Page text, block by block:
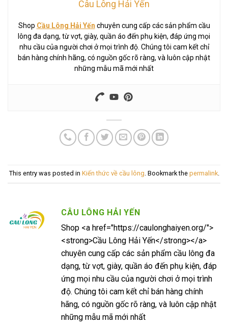
Câu Lông Hải Yến
Shop Cầu Lông Hải Yến chuyên cung cấp các sản phẩm cầu
lông đa dạng, từ vợt, giày, quần áo đến phụ kiện, đáp ứng mọi
nhu cầu của người chơi ở mọi trình độ. Chúng tôi cam kết chỉ
bán hàng chính hãng, có nguồn gốc rõ ràng, và luôn cập nhật
những mẫu mã mới nhất
This entry was posted in Kiến thức về cầu lông. Bookmark the permalink.
CÂU LÔNG HẢI YẾN
Shop <a href="https://caulonghaiyen.org/">
<strong>Cầu Lông Hải Yến</strong></a>
chuyên cung cấp các sản phẩm cầu lông đa
dạng, từ vợt, giày, quần áo đến phụ kiện, đáp
ứng mọi nhu cầu của người chơi ở mọi trình
độ. Chúng tôi cam kết chỉ bán hàng chính
hãng, có nguồn gốc rõ ràng, và luôn cập nhật
những mẫu mã mới nhất